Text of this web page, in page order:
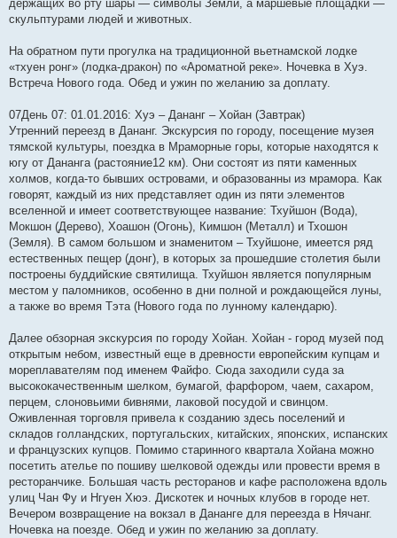
держащих во рту шары — символы Земли, а маршевые площадки —
скульптурами людей и животных.
На обратном пути прогулка на традиционной вьетнамской лодке
«тхуен ронг» (лодка-дракон) по «Ароматной реке». Ночевка в Хуэ.
Встреча Нового года. Обед и ужин по желанию за доплату.
07День 07: 01.01.2016: Хуэ – Дананг – Хойан (Завтрак)
Утренний переезд в Дананг. Экскурсия по городу, посещение музея
тямской культуры, поездка в Мраморные горы, которые находятся к
югу от Дананга (растояние12 км). Они состоят из пяти каменных
холмов, когда-то бывших островами, и образованны из мрамора. Как
говорят, каждый из них представляет один из пяти элементов
вселенной и имеет соответствующее название: Тхуйшон (Вода),
Мокшон (Дерево), Хоашон (Огонь), Кимшон (Металл) и Тхошон
(Земля). В самом большом и знаменитом – Тхуйшоне, имеется ряд
естественных пещер (донг), в которых за прошедшие столетия были
построены буддийские святилища. Тхуйшон является популярным
местом у паломников, особенно в дни полной и рождающейся луны,
а также во время Тэта (Нового года по лунному календарю).
Далее обзорная экскурсия по городу Хойан. Хойан - город музей под
открытым небом, известный еще в древности европейским купцам и
мореплавателям под именем Файфо. Сюда заходили суда за
высококачественным шелком, бумагой, фарфором, чаем, сахаром,
перцем, слоновьими бивнями, лаковой посудой и свинцом.
Оживленная торговля привела к созданию здесь поселений и
складов голландских, португальских, китайских, японских, испанских
и французских купцов. Помимо старинного квартала Хойана можно
посетить ателье по пошиву шелковой одежды или провести время в
ресторанчике. Большая часть ресторанов и кафе расположена вдоль
улиц Чан Фу и Нгуен Хюэ. Дискотек и ночных клубов в городе нет.
Вечером возвращение на вокзал в Дананге для переезда в Нячанг.
Ночевка на поезде. Обед и ужин по желанию за доплату.